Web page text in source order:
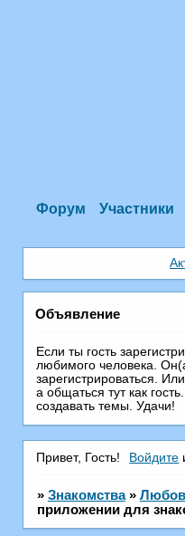
Форум Участники
Объявление
Если ты гость
любимого человека.
зарегистрироваться.
а общаться тут как
создавать темы. Удачи!
Привет, Гость! Войдите
» Знакомства »
приложении для